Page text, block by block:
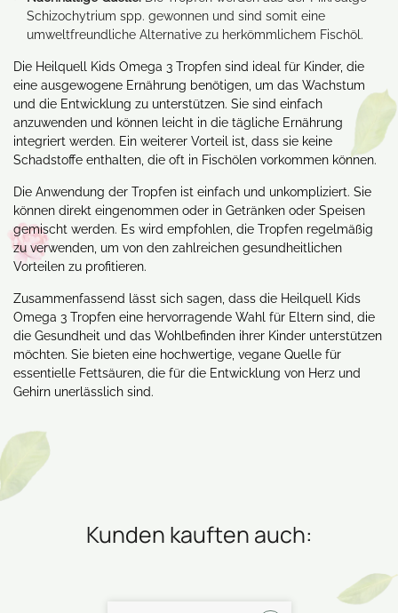
Schizochytrium spp. gewonnen und sind somit eine
umweltfreundliche Alternative zu herkömmlichem Fischöl.
Die Heilquell Kids Omega 3 Tropfen sind ideal für Kinder, die
eine ausgewogene Ernährung benötigen, um das Wachstum
und die Entwicklung zu unterstützen. Sie sind einfach
anzuwenden und können leicht in die tägliche Ernährung
integriert werden. Ein weiterer Vorteil ist, dass sie keine
Schadstoffe enthalten, die oft in Fischölen vorkommen können.
Die Anwendung der Tropfen ist einfach und unkompliziert. Sie
können direkt eingenommen oder in Getränken oder Speisen
gemischt werden. Es wird empfohlen, die Tropfen regelmäßig
zu verwenden, um von den zahlreichen gesundheitlichen
Vorteilen zu profitieren.
Zusammenfassend lässt sich sagen, dass die Heilquell Kids
Omega 3 Tropfen eine hervorragende Wahl für Eltern sind, die
die Gesundheit und das Wohlbefinden ihrer Kinder unterstützen
möchten. Sie bieten eine hochwertige, vegane Quelle für
essentielle Fettsäuren, die für die Entwicklung von Herz und
Gehirn unerlässlich sind.
Kunden kauften auch: